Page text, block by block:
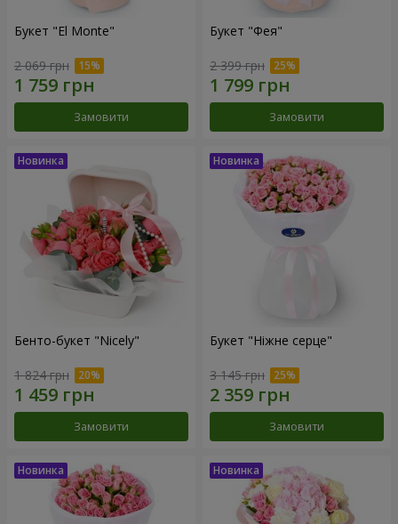
Букет "El Monte"
2 069 грн
Замовити
Букет "Фея"
2 399 грн
Замовити
Бенто-букет "Nicely"
1 824 грн
Замовити
Букет "Ніжне серце"
3 145 грн
Замовити